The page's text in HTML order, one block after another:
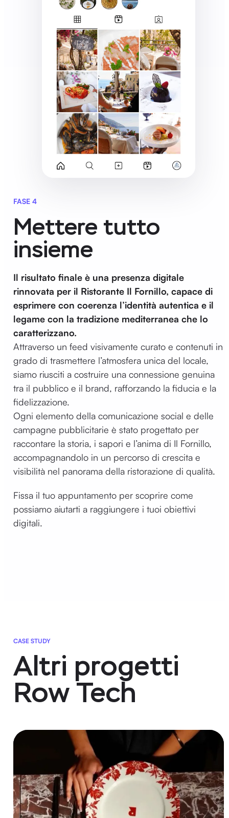
FASE 4
Mettere tutto
insieme
Il risultato finale è una presenza digitale
rinnovata per il Ristorante Il Fornillo, capace di
esprimere con coerenza l’identità autentica e il
legame con la tradizione mediterranea che lo
caratterizzano.
Attraverso un feed visivamente curato e contenuti in
grado di trasmettere l’atmosfera unica del locale,
siamo riusciti a costruire una connessione genuina
tra il pubblico e il brand, rafforzando la fiducia e la
fidelizzazione.
Ogni elemento della comunicazione social e delle
campagne pubblicitarie è stato progettato per
raccontare la storia, i sapori e l’anima di Il Fornillo,
accompagnandolo in un percorso di crescita e
visibilità nel panorama della ristorazione di qualità.
Fissa il tuo appuntamento per scoprire come
possiamo aiutarti a raggiungere i tuoi obiettivi
digitali.
CASE STUDY
Altri progetti
Row Tech